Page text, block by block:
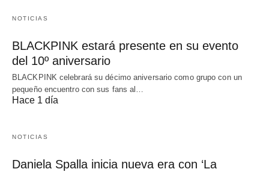
NOTICIAS
BLACKPINK estará presente en su evento
del 10º aniversario
BLACKPINK celebrará su décimo aniversario como grupo con un
pequeño encuentro con sus fans al…
Hace 1 día
NOTICIAS
Daniela Spalla inicia nueva era con ‘La